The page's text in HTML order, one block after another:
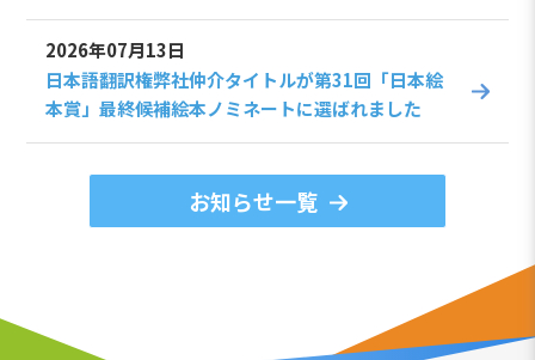
2026年07月13日
日本語翻訳権弊社仲介タイトルが第31回「日本絵
本賞」最終候補絵本ノミネートに選ばれました
お知らせ一覧